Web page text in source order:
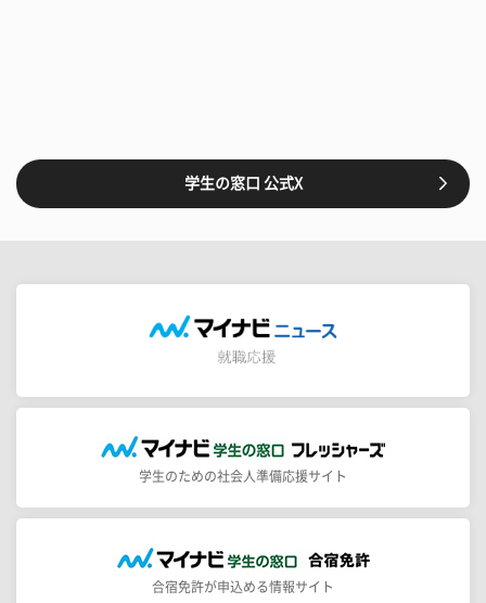
学生の窓口 公式X
学生のための社会人準備応援サイト
合宿免許が申込める情報サイト